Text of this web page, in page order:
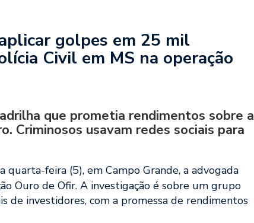
golpes em 25 mil
Civil em MS na operação
que prometia rendimentos sobre a
Criminosos usavam redes sociais para
feira (5), em Campo Grande, a advogada
Ouro de Ofir. A investigação é sobre um grupo
de investidores, com a promessa de rendimentos